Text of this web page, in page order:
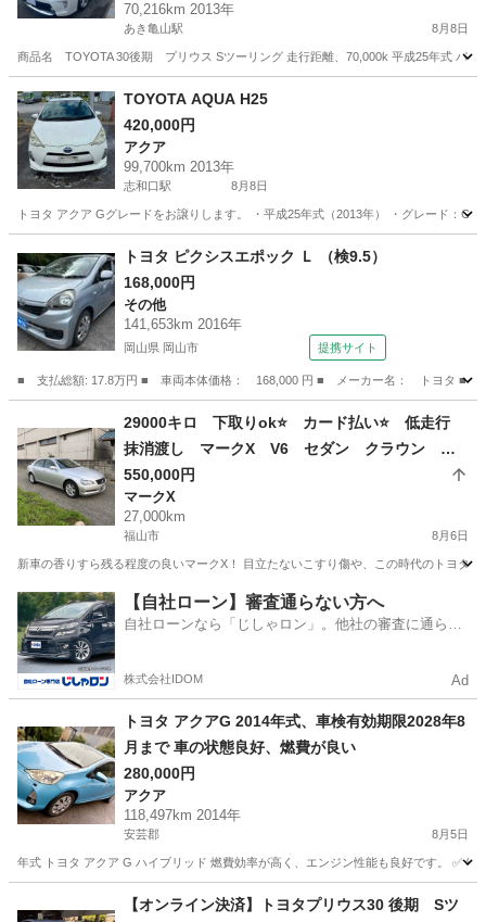
70,216km 2013年
あき亀山駅 8月8日
商品名 TOYOTA 30後期 プリウス Sツーリング 走行距離、70,000k 平成25年式 パ
広島 広島市
TOYOTA AQUA H25
420,000円
アクア
99,700km 2013年
志和口駅 8月8日
トヨタ アクア Gグレードをお譲りします。 ・平成25年式（2013年） ・グレード：G
安芸高田市 志和口駅 アクア
トヨタ ピクシスエポック Ｌ （検9.5）
168,000円
その他
141,653km 2016年
岡山県 岡山市 提携サイト
■ 支払総額: 17.8万円 ■ 車両本体価格： 168,000 円 ■ メーカー名： トヨタ
その他
29000キロ 下取りok⭐️ カード払い⭐️ 低走行
抹消渡し マークX V6 セダン クラウン ト
ヨタ
550,000円
マークX
27,000km
福山市 8月6日
新車の香りすら残る程度の良いマークX！ 目立たないこすり傷や、この時代のトヨタ
広島 福山市 マークX
【自社ローン】審査通らない方へ
自社ローンなら「じしゃロン」。他社の審査に通らな
株式会社IDOM Ad
トヨタ アクアG 2014年式、車検有効期限2028年8
月まで 車の状態良好、燃費が良い
280,000円
アクア
118,497km 2014年
安芸郡 8月5日
年式 トヨタ アクア G ハイブリッド 燃費効率が高く、エンジン性能も良好です。 ✅
アクア
【オンライン決済】トヨタプリウス30 後期 Sツ